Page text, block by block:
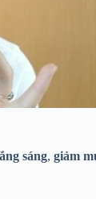
sáng, giảm